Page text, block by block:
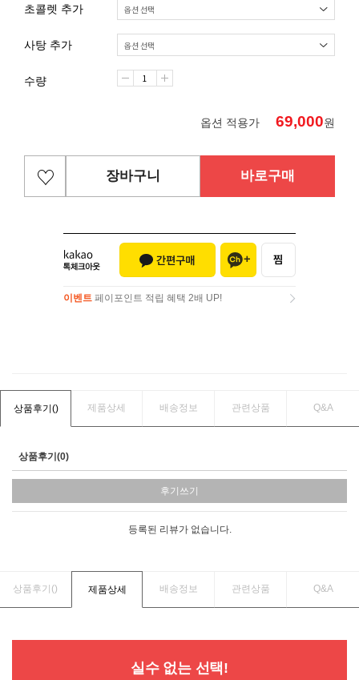
초콜렛 추가
사탕 추가
수량
옵션 적용가 69,000원
장바구니 바로구매
이벤트 페이포인트 적립 혜택 2배 UP!
상품후기() 제품상세 배송정보 관련상품 Q&A
상품후기(0)
후기쓰기
등록된 리뷰가 없습니다.
상품후기() 제품상세 배송정보 관련상품 Q&A
실수 없는 선택!